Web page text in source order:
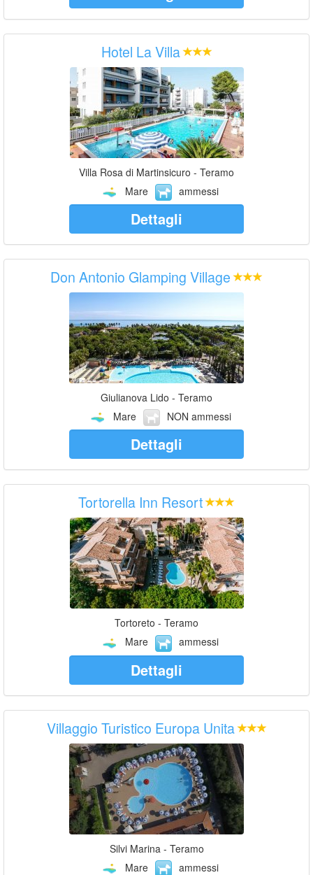
Hotel La Villa
Villa Rosa di Martinsicuro - Teramo
Mare
ammessi
Dettagli
Don Antonio Glamping Village
Giulianova Lido - Teramo
Mare
NON ammessi
Dettagli
Tortorella Inn Resort
Tortoreto - Teramo
Mare
ammessi
Dettagli
Villaggio Turistico Europa Unita
Silvi Marina - Teramo
Mare
ammessi